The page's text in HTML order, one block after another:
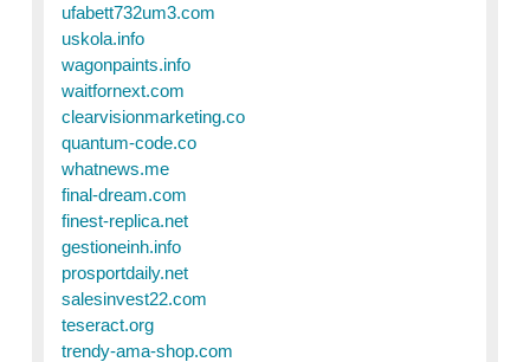
ufabett732um3.com
uskola.info
wagonpaints.info
waitfornext.com
clearvisionmarketing.co
quantum-code.co
whatnews.me
final-dream.com
finest-replica.net
gestioneinh.info
prosportdaily.net
salesinvest22.com
teseract.org
trendy-ama-shop.com